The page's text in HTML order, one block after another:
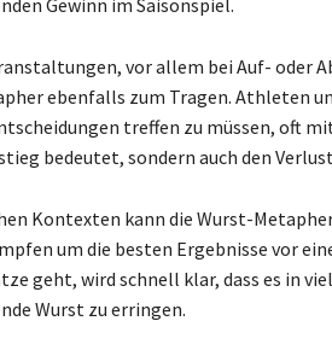
Gewinn im Saisonspiel.
vor allem bei Auf- oder
ebenfalls zum Tragen. Athleten
treffen zu müssen, oft
bedeutet, sondern auch den
Kontexten kann die Wurst-
um die besten Ergebnisse vor
geht, wird schnell klar, dass es in
Wurst zu erringen.